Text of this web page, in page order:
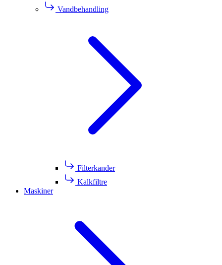
Vandbehandling
Filterkander
Kalkfiltre
Maskiner